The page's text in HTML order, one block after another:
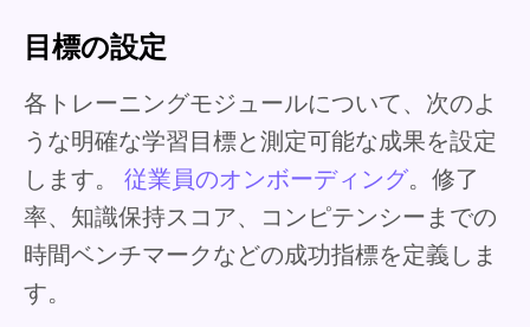
目標の設定
各トレーニングモジュールについて、次のよ
うな明確な学習目標と測定可能な成果を設定
します。 従業員のオンボーディング。修了
率、知識保持スコア、コンピテンシーまでの
時間ベンチマークなどの成功指標を定義しま
す。